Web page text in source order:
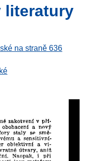
literatury
na straně 636